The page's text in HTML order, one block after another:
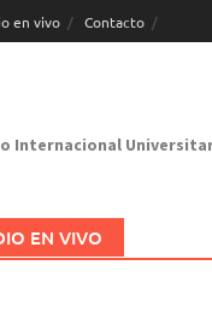
en vivo Contacto
Internacional
EN VIVO